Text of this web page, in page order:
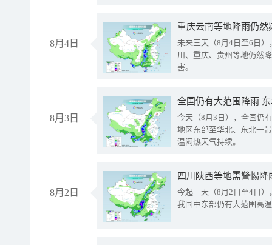
8月4日
重庆云南等地降雨仍然
未来三天（8月4日至6日
川、重庆、贵州等地仍然
害。
8月3日
全国仍有大范围降雨
今天（8月3日），全国仍
地区东部至华北、东北一
温闷热天气持续。
8月2日
今起三天（8月2日至4日
我国中东部仍有大范围高